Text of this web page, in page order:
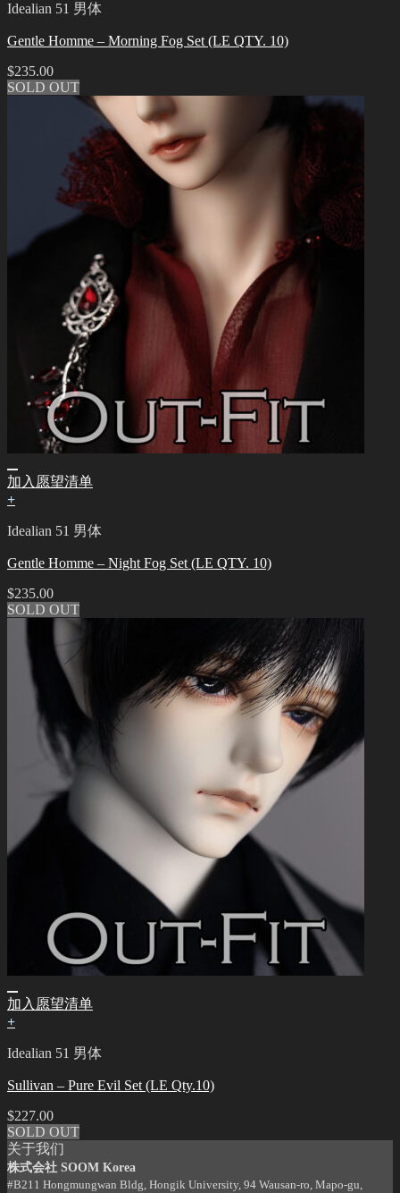
Idealian 51 男体
Gentle Homme – Morning Fog Set (LE QTY. 10)
$235.00
SOLD OUT
加入愿望清单
+
Idealian 51 男体
Gentle Homme – Night Fog Set (LE QTY. 10)
$235.00
SOLD OUT
加入愿望清单
+
Idealian 51 男体
Sullivan – Pure Evil Set (LE Qty.10)
$227.00
SOLD OUT
关于我们
株式会社 SOOM Korea
#B211 Hongmungwan Bldg, Hongik University, 94 Wausan-ro, Mapo-gu,